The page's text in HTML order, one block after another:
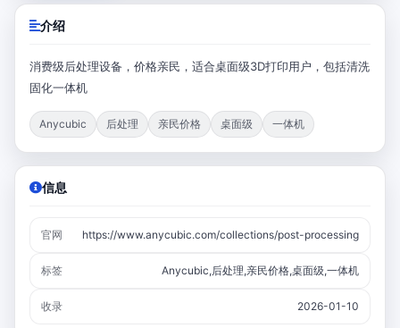
介绍
消费级后处理设备，价格亲民，适合桌面级3D打印用户，包括清洗
固化一体机
Anycubic 后处理 亲民价格 桌面级 一体机
信息
官网 https://www.anycubic.com/collections/post-processing
标签 Anycubic,后处理,亲民价格,桌面级,一体机
收录 2026-01-10